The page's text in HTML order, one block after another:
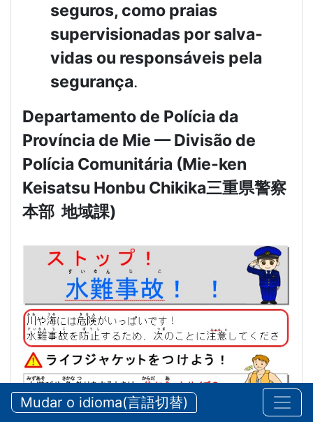
seguros, como praias
supervisionadas por salva-
vidas ou responsáveis pela
segurança.
Departamento de Polícia da
Província de Mie — Divisão de
Polícia Comunitária (Mie-ken
Keisatsu Honbu Chikika三重県警察
本部 地域課)
Mudar o idioma(言語切替)